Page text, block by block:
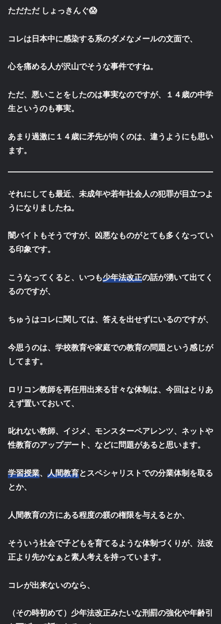
ただただ しょっきんぐ😱
コレは日本中に感染する系のダメなメールの文面で、
心を痛める人が沢山でそうな事件ですね。
ただ、悪いことをしたのは事実なのですが、１４歳の中学
生というのも事実。
あまり過激に１４歳に矛先が向くのは、違うようにも思い
ます。
それにしても最近、未成年や若年社会人の犯罪が目立つよ
うになりましたね。
闇バイトもそうですが、凶悪なものがとても多くなってい
る印象です。
こうなってくると、いつも少年法改正の話が湧いて出てく
るのですが、
ちゅうはコレに関しては、答えを出せずにいるのですが、
今思うのは、学校教育や家庭での教育の問題という感じが
してます。
ロリコン教師を再任用出来る甘々な体制は、今回はとりあ
えず置いておいて、
叱れない教師、イジメ、モンスターペアレンツ、ネットや
性教育のアップデート、などに問題があると思います。
学習授業、 人間教育とスペシャリストでの分業体制を取る
とか、
人間教育の方にある程度の躾の権限を与えるとか、
そういう社会で子どもを育てるような体制づくりが、法改
正より先かなぁと素人考えを持っています。
コレが出来ないのなら、
（その時初めて）少年法改正みたいな刑罰の強化や年齢引